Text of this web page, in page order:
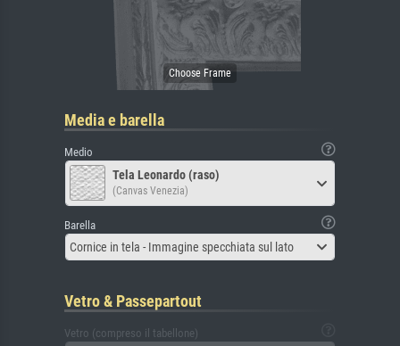
Media e barella
Medio
Tela Leonardo (raso)
(Canvas Venezia)
Barella
Cornice in tela - Immagine specchiata sul lato
Vetro & Passepartout
Vetro (compreso il tabellone)